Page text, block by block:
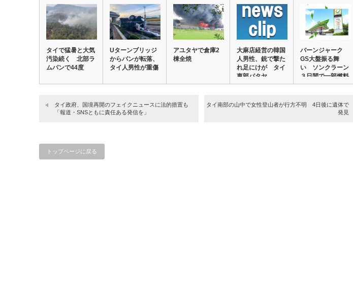
タイで猛暑と大気
汚染続く 北部ラ
ムパンで44度
Uターンブリッジ
からバンが転落、
タイ人男性が重傷
アユタヤで倉庫2
棟全焼
大麻店経営の韓国
人男性、銃で撃た
れ足にけが タイ
東部パタヤ
バーンジャーク
GS大盤振る舞
い ソンクラーン
３日間で一部燃料
5バ…
タイ政府、国境再開のフェイクニュースに法的措置も
「報道・SNSともに責任ある発信を」
タイ南部の山中で女性登山者が行方不明 4日後に遺体で
発見
トップページに戻る